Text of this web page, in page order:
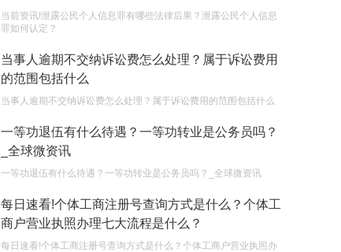
当前资讯!泄露公民个人信息罪有哪些法律后果？泄露公民个人信息
罪如何认定？
当事人逾期不交纳诉讼费怎么处理？属于诉讼费用
的范围包括什么
当事人逾期不交纳诉讼费怎么处理？属于诉讼费用的范围包括什么
一等功退伍有什么待遇？一等功转业是公务员吗？
_全球微资讯
一等功退伍有什么待遇？一等功转业是公务员吗？_全球微资讯
每日速看!个体工商注册号查询方式是什么？个体工
商户营业执照办理七大流程是什么？
每日速看!个体工商注册号查询方式是什么？个体工商户营业执照办